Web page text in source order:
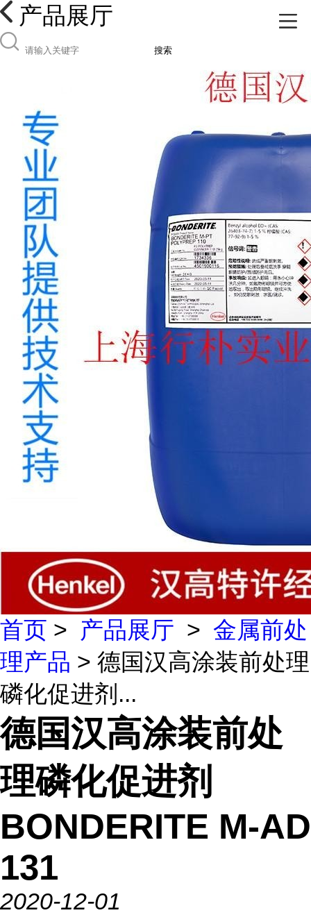
产品展厅
搜索
首页 > 产品展厅 > 金属前处
理产品 > 德国汉高涂装前处理
磷化促进剂...
德国汉高涂装前处
理磷化促进剂
BONDERITE M-AD
131
2020-12-01